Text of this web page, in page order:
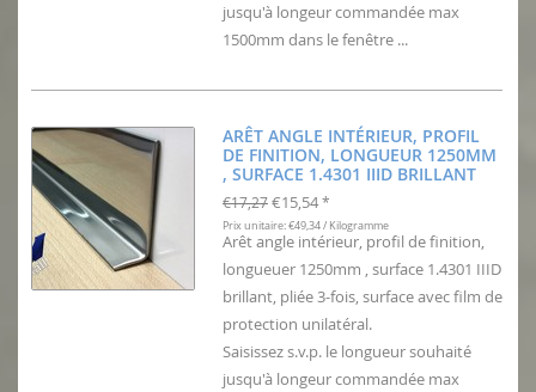
jusqu'à longeur commandée max
1500mm dans le fenêtre ...
ARÊT ANGLE INTÉRIEUR, PROFIL
DE FINITION, LONGUEUR 1250MM
, SURFACE 1.4301 IIID BRILLANT
€17,27 €15,54 *
Prix unitaire: €49,34 / Kilogramme
Arêt angle intérieur, profil de finition,
longueuer 1250mm , surface 1.4301 IIID
brillant, pliée 3-fois, surface avec film de
protection unilatéral.
Saisissez s.v.p. le longueur souhaité
jusqu'à longeur commandée max